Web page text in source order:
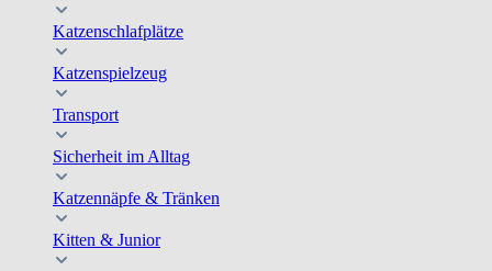
Katzenschlafplätze
Katzenspielzeug
Transport
Sicherheit im Alltag
Katzennäpfe & Tränken
Kitten & Junior